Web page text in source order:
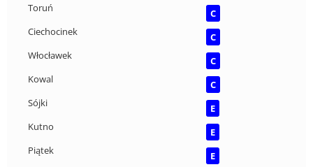
Toruń
C
Ciechocinek
C
Włocławek
C
Kowal
C
Sójki
E
Kutno
E
Piątek
E